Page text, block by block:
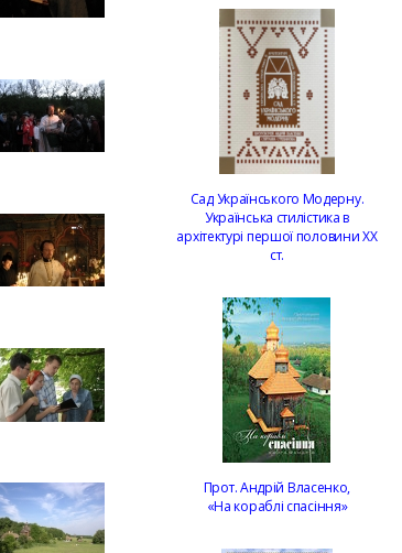
Сад Українського Модерну.
Українська стилістика в
архітектурі першої половини ХХ
ст.
Прот. Андрій Власенко,
«На кораблі спасіння»